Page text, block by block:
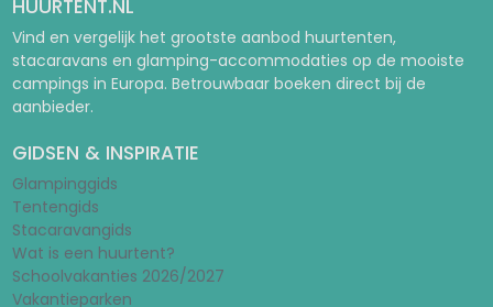
HUURTENT.NL
Vind en vergelijk het grootste aanbod huurtenten,
stacaravans en glamping-accommodaties op de mooiste
campings in Europa. Betrouwbaar boeken direct bij de
aanbieder.
GIDSEN & INSPIRATIE
Glampinggids
Tentengids
Stacaravangids
Wat is een huurtent?
Schoolvakanties 2026/2027
Vakantieparken